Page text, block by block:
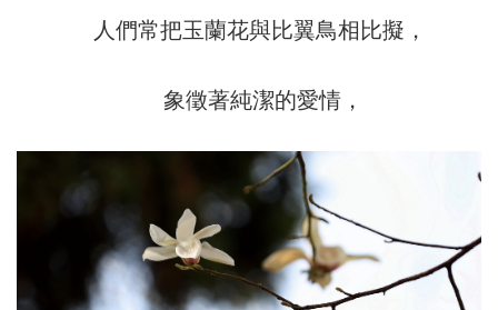
人們常把玉蘭花與比翼鳥相比擬，
象徵著純潔的愛情，